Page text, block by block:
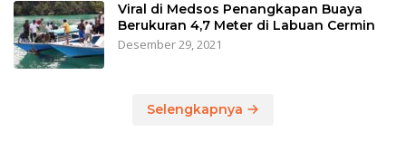
Viral di Medsos Penangkapan Buaya
Berukuran 4,7 Meter di Labuan Cermin
Desember 29, 2021
Selengkapnya